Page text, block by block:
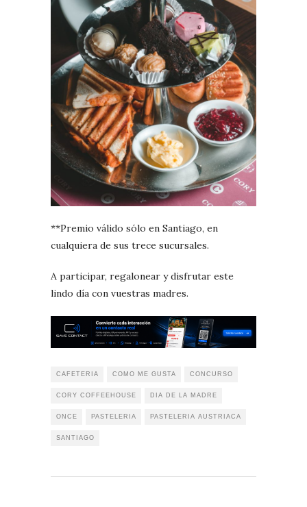
**Premio válido sólo en Santiago, en
cualquiera de sus trece sucursales.
A participar, regalonear y disfrutar este
lindo día con vuestras madres.
CAFETERIA COMO ME GUSTA CONCURSO
CORY COFFEEHOUSE DIA DE LA MADRE
ONCE PASTELERIA PASTELERIA AUSTRIACA
SANTIAGO